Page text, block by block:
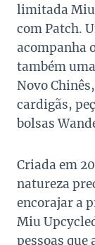
limitada Miu
com Patch.
acompanha
também
Novo
cardigãs,
bolsas
Criada em
natureza
encorajar a
Miu
pessoas que